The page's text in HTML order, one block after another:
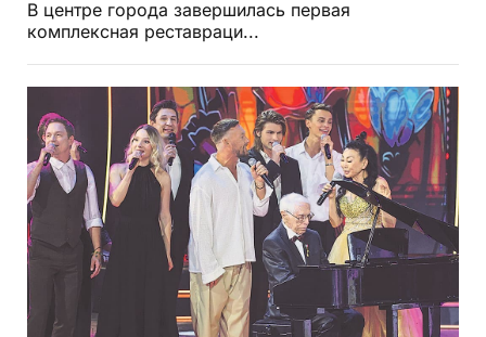
В центре города завершилась первая
комплексная реставраци...